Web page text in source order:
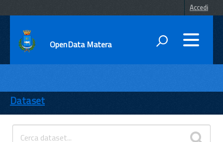
Accedi
OpenData Matera
ENTI
TEMI
INFORMAZIONI
Dataset